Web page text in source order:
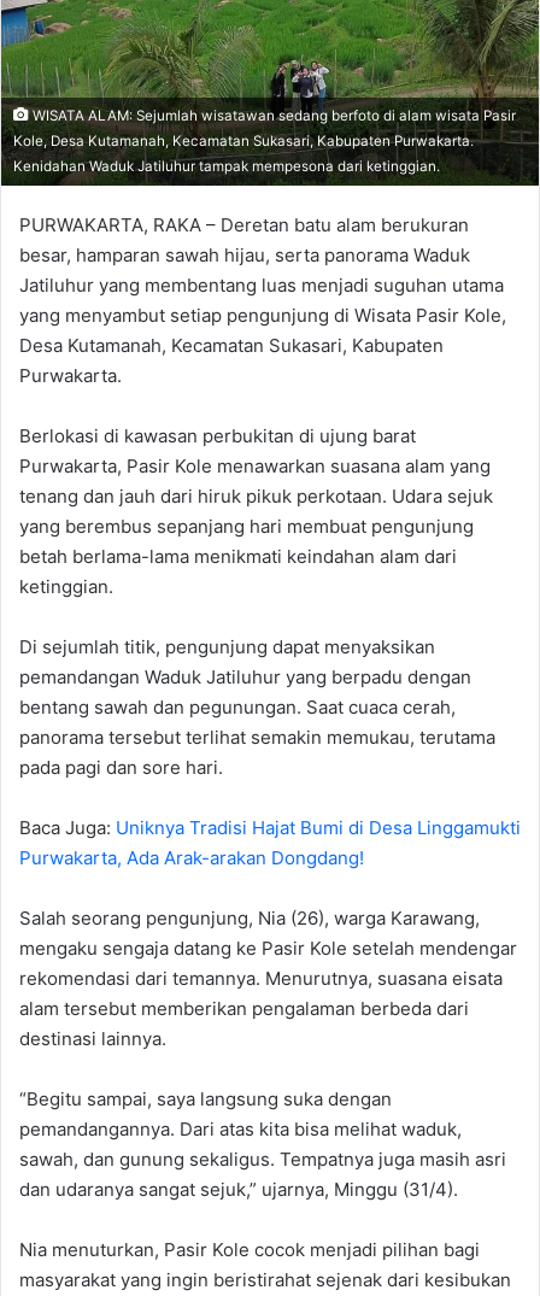
WISATA ALAM: Sejumlah wisatawan sedang berfoto di alam wisata Pasir
Kole, Desa Kutamanah, Kecamatan Sukasari, Kabupaten Purwakarta.
Kenidahan Waduk Jatiluhur tampak mempesona dari ketinggian.
PURWAKARTA, RAKA – Deretan batu alam berukuran
besar, hamparan sawah hijau, serta panorama Waduk
Jatiluhur yang membentang luas menjadi suguhan utama
yang menyambut setiap pengunjung di Wisata Pasir Kole,
Desa Kutamanah, Kecamatan Sukasari, Kabupaten
Purwakarta.
Berlokasi di kawasan perbukitan di ujung barat
Purwakarta, Pasir Kole menawarkan suasana alam yang
tenang dan jauh dari hiruk pikuk perkotaan. Udara sejuk
yang berembus sepanjang hari membuat pengunjung
betah berlama-lama menikmati keindahan alam dari
ketinggian.
Di sejumlah titik, pengunjung dapat menyaksikan
pemandangan Waduk Jatiluhur yang berpadu dengan
bentang sawah dan pegunungan. Saat cuaca cerah,
panorama tersebut terlihat semakin memukau, terutama
pada pagi dan sore hari.
Baca Juga: Uniknya Tradisi Hajat Bumi di Desa Linggamukti
Purwakarta, Ada Arak-arakan Dongdang!
Salah seorang pengunjung, Nia (26), warga Karawang,
mengaku sengaja datang ke Pasir Kole setelah mendengar
rekomendasi dari temannya. Menurutnya, suasana eisata
alam tersebut memberikan pengalaman berbeda dari
destinasi lainnya.
“Begitu sampai, saya langsung suka dengan
pemandangannya. Dari atas kita bisa melihat waduk,
sawah, dan gunung sekaligus. Tempatnya juga masih asri
dan udaranya sangat sejuk,” ujarnya, Minggu (31/4).
Nia menuturkan, Pasir Kole cocok menjadi pilihan bagi
masyarakat yang ingin beristirahat sejenak dari kesibukan